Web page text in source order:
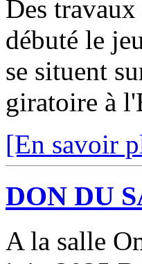
Des
débuté le
se situent
giratoire à
[En savoir
DON DU
A la salle